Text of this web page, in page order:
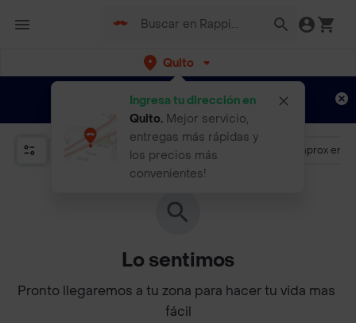
Quito
Ingresa tu dirección en
Quito. Mejor servicio,
entregas más rápidas y
los precios más
convenientes!
envíos gratis por semanas Aplican TyC
Promociones Más de 4.5 Llega aprox en
Lo sentimos
Pronto llegaremos a tu zona para hacer tu vida mas
fácil